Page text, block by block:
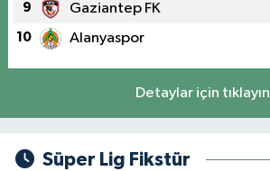
9 Gaziantep FK
10 Alanyaspor
Detaylar için tıklayın
Süper Lig Fikstür